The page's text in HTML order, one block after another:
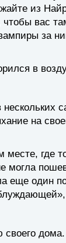
из
вас
за
в
нескольких
на
месте, где
могла
еще один
своего